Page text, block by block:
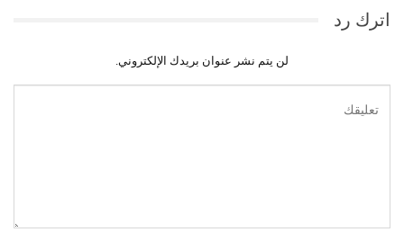
اترك رد
لن يتم نشر عنوان بريدك الإلكتروني.